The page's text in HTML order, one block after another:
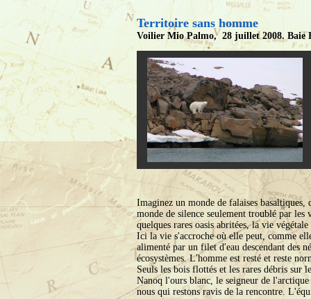
Territoire sans homme
Voilier Mio Palmo, 28 juillet 2008. Baie
Imaginez un monde de falaises
monde de silence seulement troublé par
quelques rares oasis abritées, la vie
Ici la vie s'accroche où elle peut, comme
alimenté par un filet d'eau descendant des
écosystèmes. L'homme est resté et reste
Seuls les bois flottés et les rares débris sur
Nanoq l'ours blanc, le seigneur de
nous qui restons ravis de la rencontre.